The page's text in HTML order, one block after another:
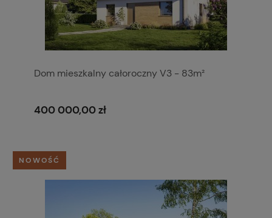
Dom mieszkalny całoroczny V3 - 83m²
400 000,00 zł
NOWOŚĆ